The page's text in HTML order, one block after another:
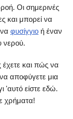
Οι σημερινές
και μπορεί να
φυσίγγιο ή έναν
νερού.
έχετε και πώς να
αποφύγετε μια
'αυτό είστε εδώ.
χρήματα!